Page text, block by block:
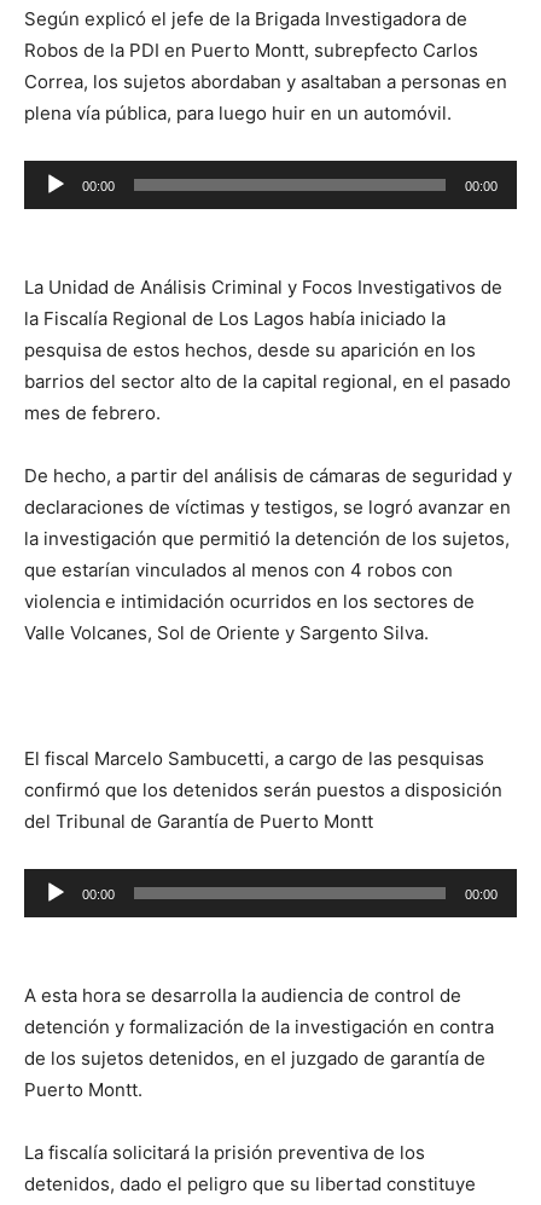
Según explicó el jefe de la Brigada Investigadora de
Robos de la PDI en Puerto Montt, subrepfecto Carlos
Correa, los sujetos abordaban y asaltaban a personas en
plena vía pública, para luego huir en un automóvil.
Reproductor
de
00:00 00:00
La Unidad de Análisis Criminal y Focos Investigativos de
la Fiscalía Regional de Los Lagos había iniciado la
pesquisa de estos hechos, desde su aparición en los
barrios del sector alto de la capital regional, en el pasado
mes de febrero.
De hecho, a partir del análisis de cámaras de seguridad y
declaraciones de víctimas y testigos, se logró avanzar en
la investigación que permitió la detención de los sujetos,
que estarían vinculados al menos con 4 robos con
violencia e intimidación ocurridos en los sectores de
Valle Volcanes, Sol de Oriente y Sargento Silva.
El fiscal Marcelo Sambucetti, a cargo de las pesquisas
confirmó que los detenidos serán puestos a disposición
del Tribunal de Garantía de Puerto Montt
Reproductor
de
00:00 00:00
A esta hora se desarrolla la audiencia de control de
detención y formalización de la investigación en contra
de los sujetos detenidos, en el juzgado de garantía de
Puerto Montt.
La fiscalía solicitará la prisión preventiva de los
detenidos, dado el peligro que su libertad constituye